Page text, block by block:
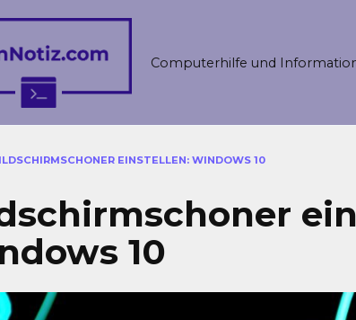
Computerhilfe und
EINSTELLEN: WINDOWS 10
10